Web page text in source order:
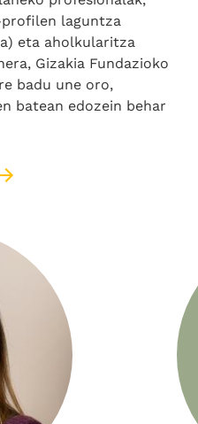
laguntza
eta aholkularitza
Gizakia Fundazioko
badu une oro,
batean edozein behar